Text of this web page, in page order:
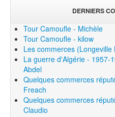
DERNIERS
Tour Camoufle - Michèle
Tour Camoufle - kilow
Les commerces (Longeville
La guerre d'Algérie - 1957-
Abdel
Quelques commerces
Freach
Quelques commerces
Claudio